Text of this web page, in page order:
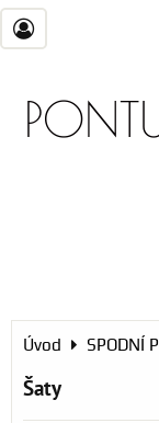
Úvod SPODNÍ
Šaty